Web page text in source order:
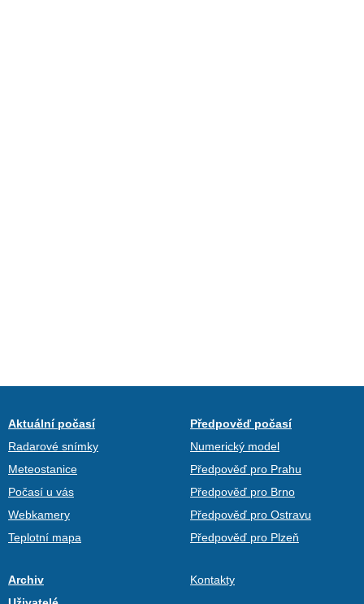
Aktuální počasí
Radarové snímky
Meteostanice
Počasí u vás
Webkamery
Teplotní mapa
Předpověď počasí
Numerický model
Předpověď pro Prahu
Předpověď pro Brno
Předpověď pro Ostravu
Předpověď pro Plzeň
Archiv
Kontakty